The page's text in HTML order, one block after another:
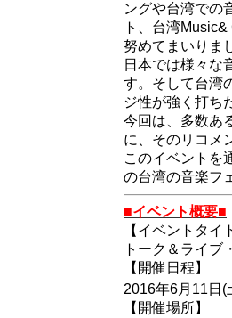
ングや台湾での
ト、台湾
努めてまいりま
日本では様々な
す。そして台湾
ジ性が強く打ち
今回は、多数あ
に、そのリコメ
このイベントを
の台湾の音楽フ
■イベント概要■
【イベントタイ
トーク＆ライブ
【開催日程】
2016年6月11日
【開催場所】